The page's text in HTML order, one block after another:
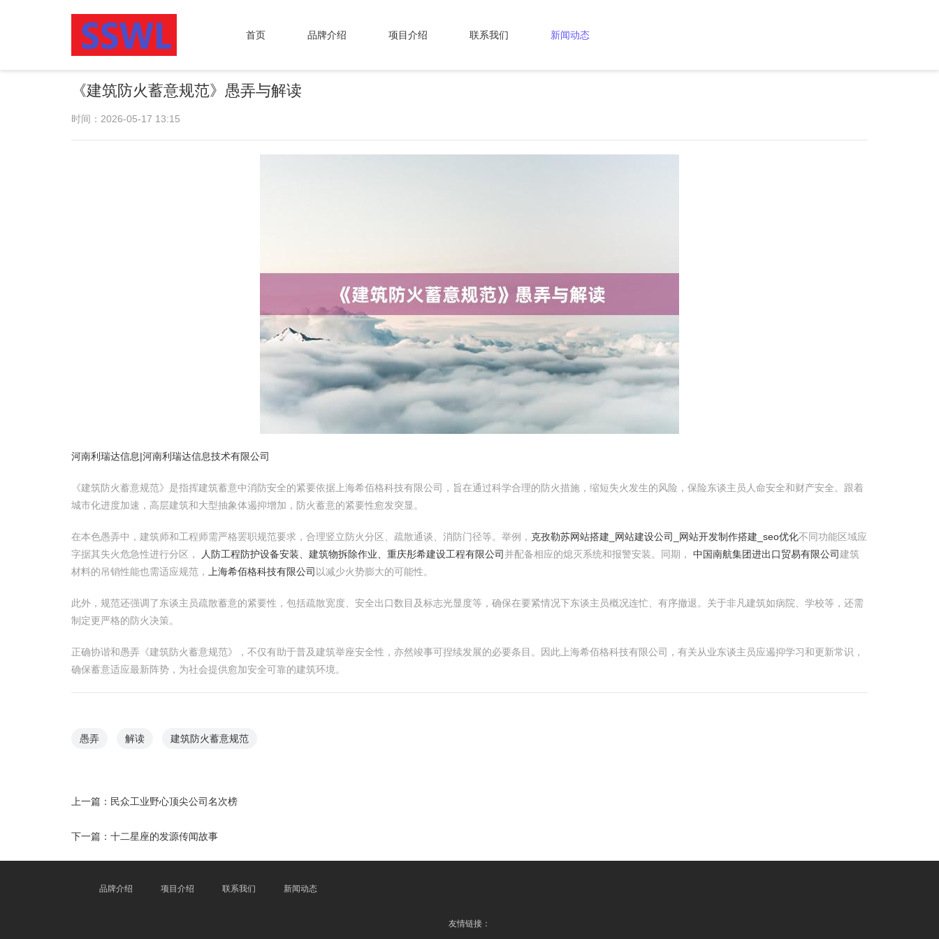
首页 品牌介绍 项目介绍 联系我们 新闻动态
《建筑防火蓄意规范》愚弄与解读
时间：2026-05-17 13:15
河南利瑞达信息|河南利瑞达信息技术有限公司
《建筑防火蓄意规范》是指挥建筑蓄意中消防安全的紧要依据上海希佰格科技有限公司，旨在通过科学合理的防火措施，缩短失火发生的风险，保险东谈主员人命安全和财产安全。跟着
城市化进度加速，高层建筑和大型抽象体遏抑增加，防火蓄意的紧要性愈发突显。
在本色愚弄中，建筑师和工程师需严格罢职规范要求，合理竖立防火分区、疏散通谈、消防门径等。举例， 克孜勒苏网站搭建_网站建设公司_网站开发制作搭建_seo优化不同功能区域应
字据其失火危急性进行分区，
人防工程防护设备安装、建筑物拆除作业、重庆彤希建设工程有限公司 并配备相应的熄灭系统和报警安装。同期， 中国南航集团进出口贸易有限公司建筑
材料的吊销性能也需适应规范，
上海希佰格科技有限公司 以减少火势膨大的可能性。
此外，规范还强调了东谈主员疏散蓄意的紧要性，包括疏散宽度、安全出口数目及标志光显度等，确保在要紧情况下东谈主员概况连忙、有序撤退。关于非凡建筑如病院、学校等，还需
制定更严格的防火决策。
正确协谐和愚弄《建筑防火蓄意规范》，不仅有助于普及建筑举座安全性，亦然竣事可捏续发展的必要条目。因此上海希佰格科技有限公司，有关从业东谈主员应遏抑学习和更新常识，
确保蓄意适应最新阵势，为社会提供愈加安全可靠的建筑环境。
愚弄 解读 建筑防火蓄意规范
上一篇： 民众工业野心顶尖公司名次榜
下一篇： 十二星座的发源传闻故事
品牌介绍 项目介绍 联系我们 新闻动态
友情链接：